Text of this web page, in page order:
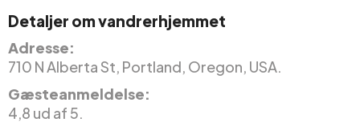
Detaljer om vandrerhjemmet
Adresse:
710 N Alberta St, Portland, Oregon, USA.
Gæsteanmeldelse:
4,8 ud af 5.